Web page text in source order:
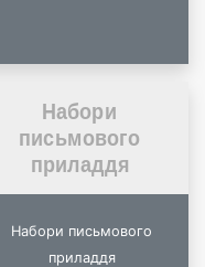
Набори письмового
приладдя